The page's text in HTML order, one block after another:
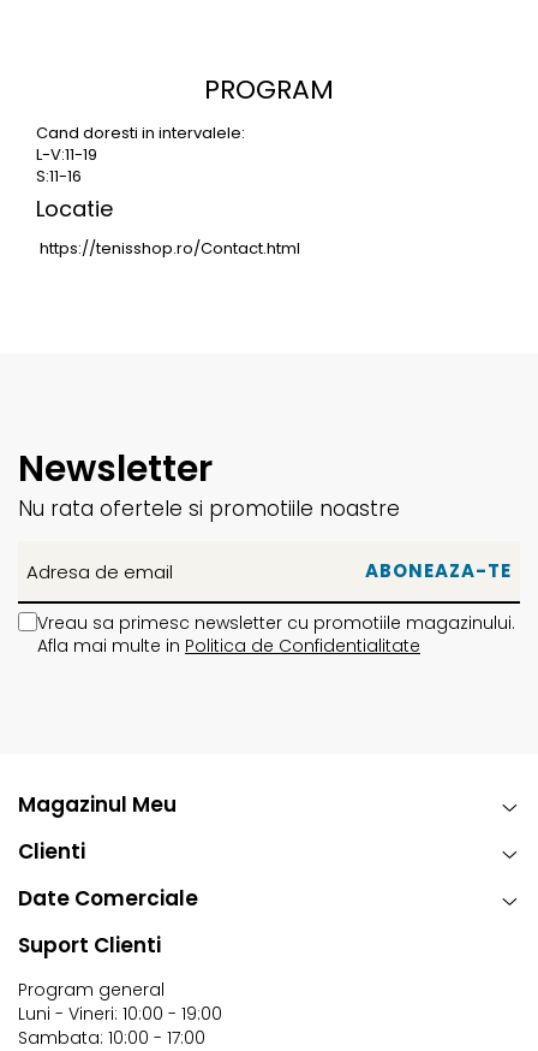
PROGRAM
Cand doresti in intervalele:
L-V:11-19
S:11-16
Locatie
https://tenisshop.ro/Contact.html
Newsletter
Nu rata ofertele si promotiile noastre
Vreau sa primesc newsletter cu promotiile magazinului.
Afla mai multe in Politica de Confidentialitate
Magazinul Meu
Clienti
Date Comerciale
Suport Clienti
Program general
Luni - Vineri: 10:00 - 19:00
Sambata: 10:00 - 17:00